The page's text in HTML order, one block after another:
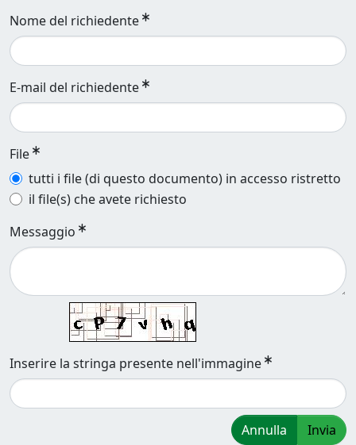
Nome del richiedente
E-mail del richiedente
File
tutti i file (di questo documento) in accesso ristretto
il file(s) che avete richiesto
Messaggio
Inserire la stringa presente nell'immagine
Annulla Invia